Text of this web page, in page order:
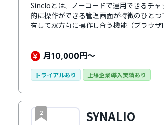
Sincloとは、ノーコードで運用できるチ
的に操作ができる管理画面が特徴のひと
有して双方向に操作し合う機能（ブラウ
カタログ、個別の提案書や見積書など、
作し合う機能（ドキュメント共有）など
者1人ひとりのリアルタイムな情報が見ら
訪問回数などの各種情報を確認できるの
月10,000円～
トライアルあり 上場企業導入実績あり
2 SYNALIO